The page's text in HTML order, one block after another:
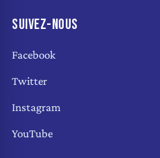
SUIVEZ-NOUS
Facebook
Twitter
Instagram
YouTube